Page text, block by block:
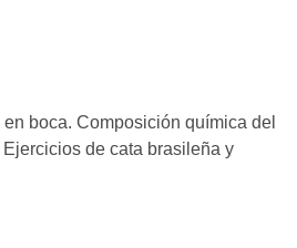
boca. Composición química del
de cata brasileña y